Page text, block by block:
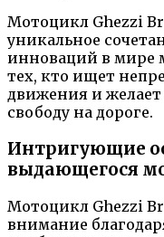
Мотоцикл Ghezzi
уникальное
инноваций в мире
тех, кто ищет
движения и
свободу на дороге.
Интригующие
выдающегося
Мотоцикл Ghezzi
внимание